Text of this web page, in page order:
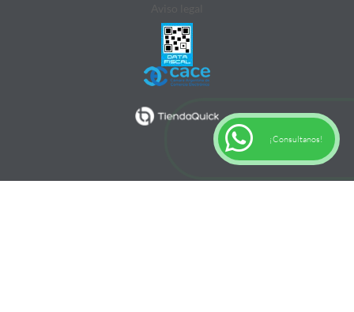
¡Consultanos!